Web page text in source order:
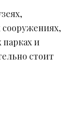
парках и
стоит